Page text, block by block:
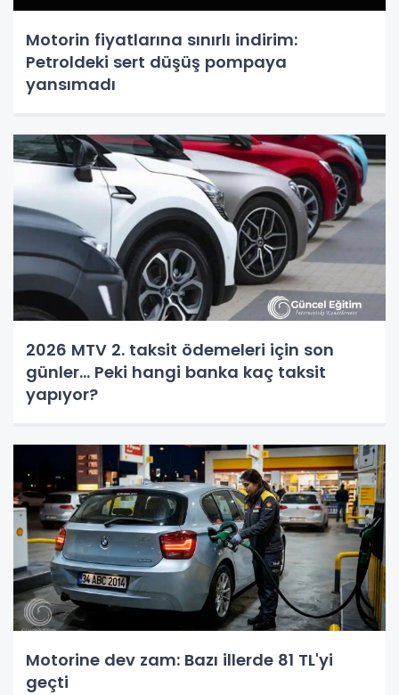
Motorin fiyatlarına sınırlı indirim:
Petroldeki sert düşüş pompaya
yansımadı
2026 MTV 2. taksit ödemeleri için son
günler... Peki hangi banka kaç taksit
yapıyor?
Motorine dev zam: Bazı illerde 81 TL'yi
geçti